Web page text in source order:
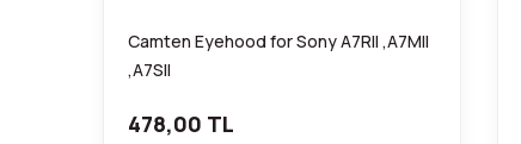
Camten Eyehood for Sony A7RII ,A7MII
,A7SII
478,00 TL